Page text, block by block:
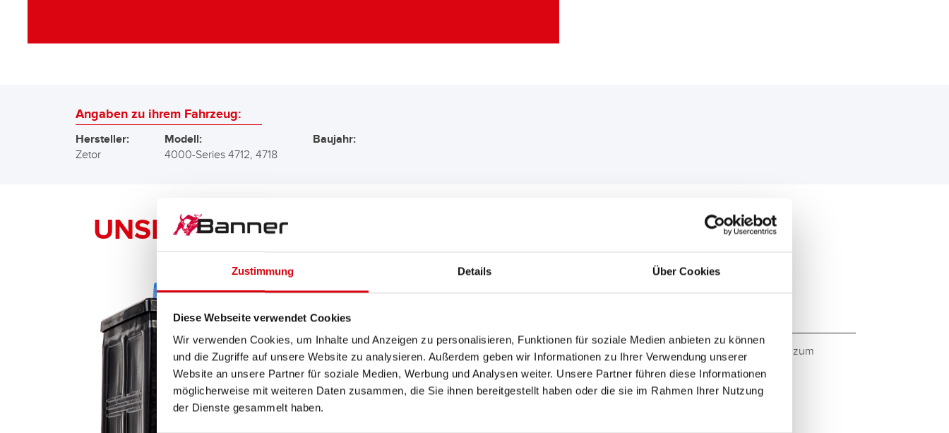
Zustimmung Details Über Cookies
Diese Webseite verwendet Cookies
Wir verwenden Cookies, um Inhalte und Anzeigen zu personalisieren, Funktionen für soziale Medien anbieten zu können
und die Zugriffe auf unsere Website zu analysieren. Außerdem geben wir Informationen zu Ihrer Verwendung unserer
Website an unsere Partner für soziale Medien, Werbung und Analysen weiter. Unsere Partner führen diese Informationen
möglicherweise mit weiteren Daten zusammen, die Sie ihnen bereitgestellt haben oder die sie im Rahmen Ihrer Nutzung
der Dienste gesammelt haben.
Angaben zu ihrem Fahrzeug:
Hersteller:
Zetor
Modell:
4000-Series 4712, 4718
Baujahr:
UNSERE Banner EMPFEHLUNG FÜR SIE:
Das Aushängeschild der Banner Markenqualität. Originalqualität zum
Nachrüsten (OE).